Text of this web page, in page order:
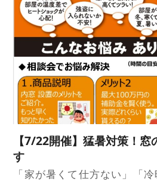
【7/22開催】猛暑対策！窓
す
「家が暑くて仕方ない」「